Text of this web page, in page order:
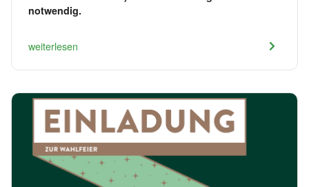
notwendig.
weiterlesen